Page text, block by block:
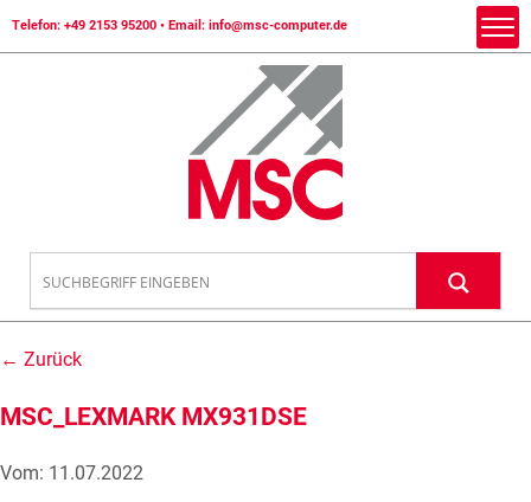
Telefon: +49 2153 95200 • Email: info@msc-computer.de
← Zurück
MSC_LEXMARK MX931DSE
Vom: 11.07.2022